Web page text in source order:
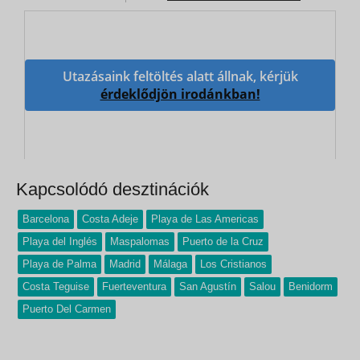
Utazásaink feltöltés alatt állnak, kérjük
érdeklődjön irodánkban!
Kapcsolódó desztinációk
Barcelona Costa Adeje
Playa de Las Americas
Playa del Inglés
Maspalomas
Puerto de la Cruz
Playa de Palma
Madrid Málaga
Los Cristianos
Costa Teguise
Fuerteventura San Agustín Salou
Benidorm
Puerto Del Carmen